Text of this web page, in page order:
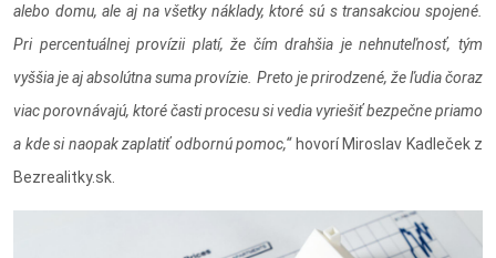
alebo domu, ale aj na všetky náklady, ktoré sú s transakciou spojené.
Pri percentuálnej provízii platí, že čím drahšia je nehnuteľnosť, tým
vyššia je aj absolútna suma provízie. Preto je prirodzené, že ľudia čoraz
viac porovnávajú, ktoré časti procesu si vedia vyriešiť bezpečne priamo
a kde si naopak zaplatiť odbornú pomoc,“ hovorí Miroslav Kadleček z
Bezrealitky.sk.